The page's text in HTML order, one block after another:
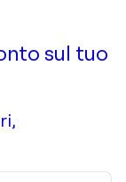
sul tuo